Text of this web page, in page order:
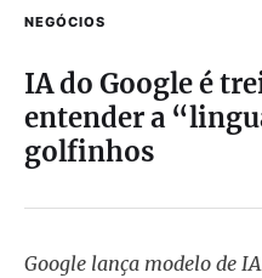
NEGÓCIOS
IA do Google é
entender a
golfinhos
Google lança modelo de